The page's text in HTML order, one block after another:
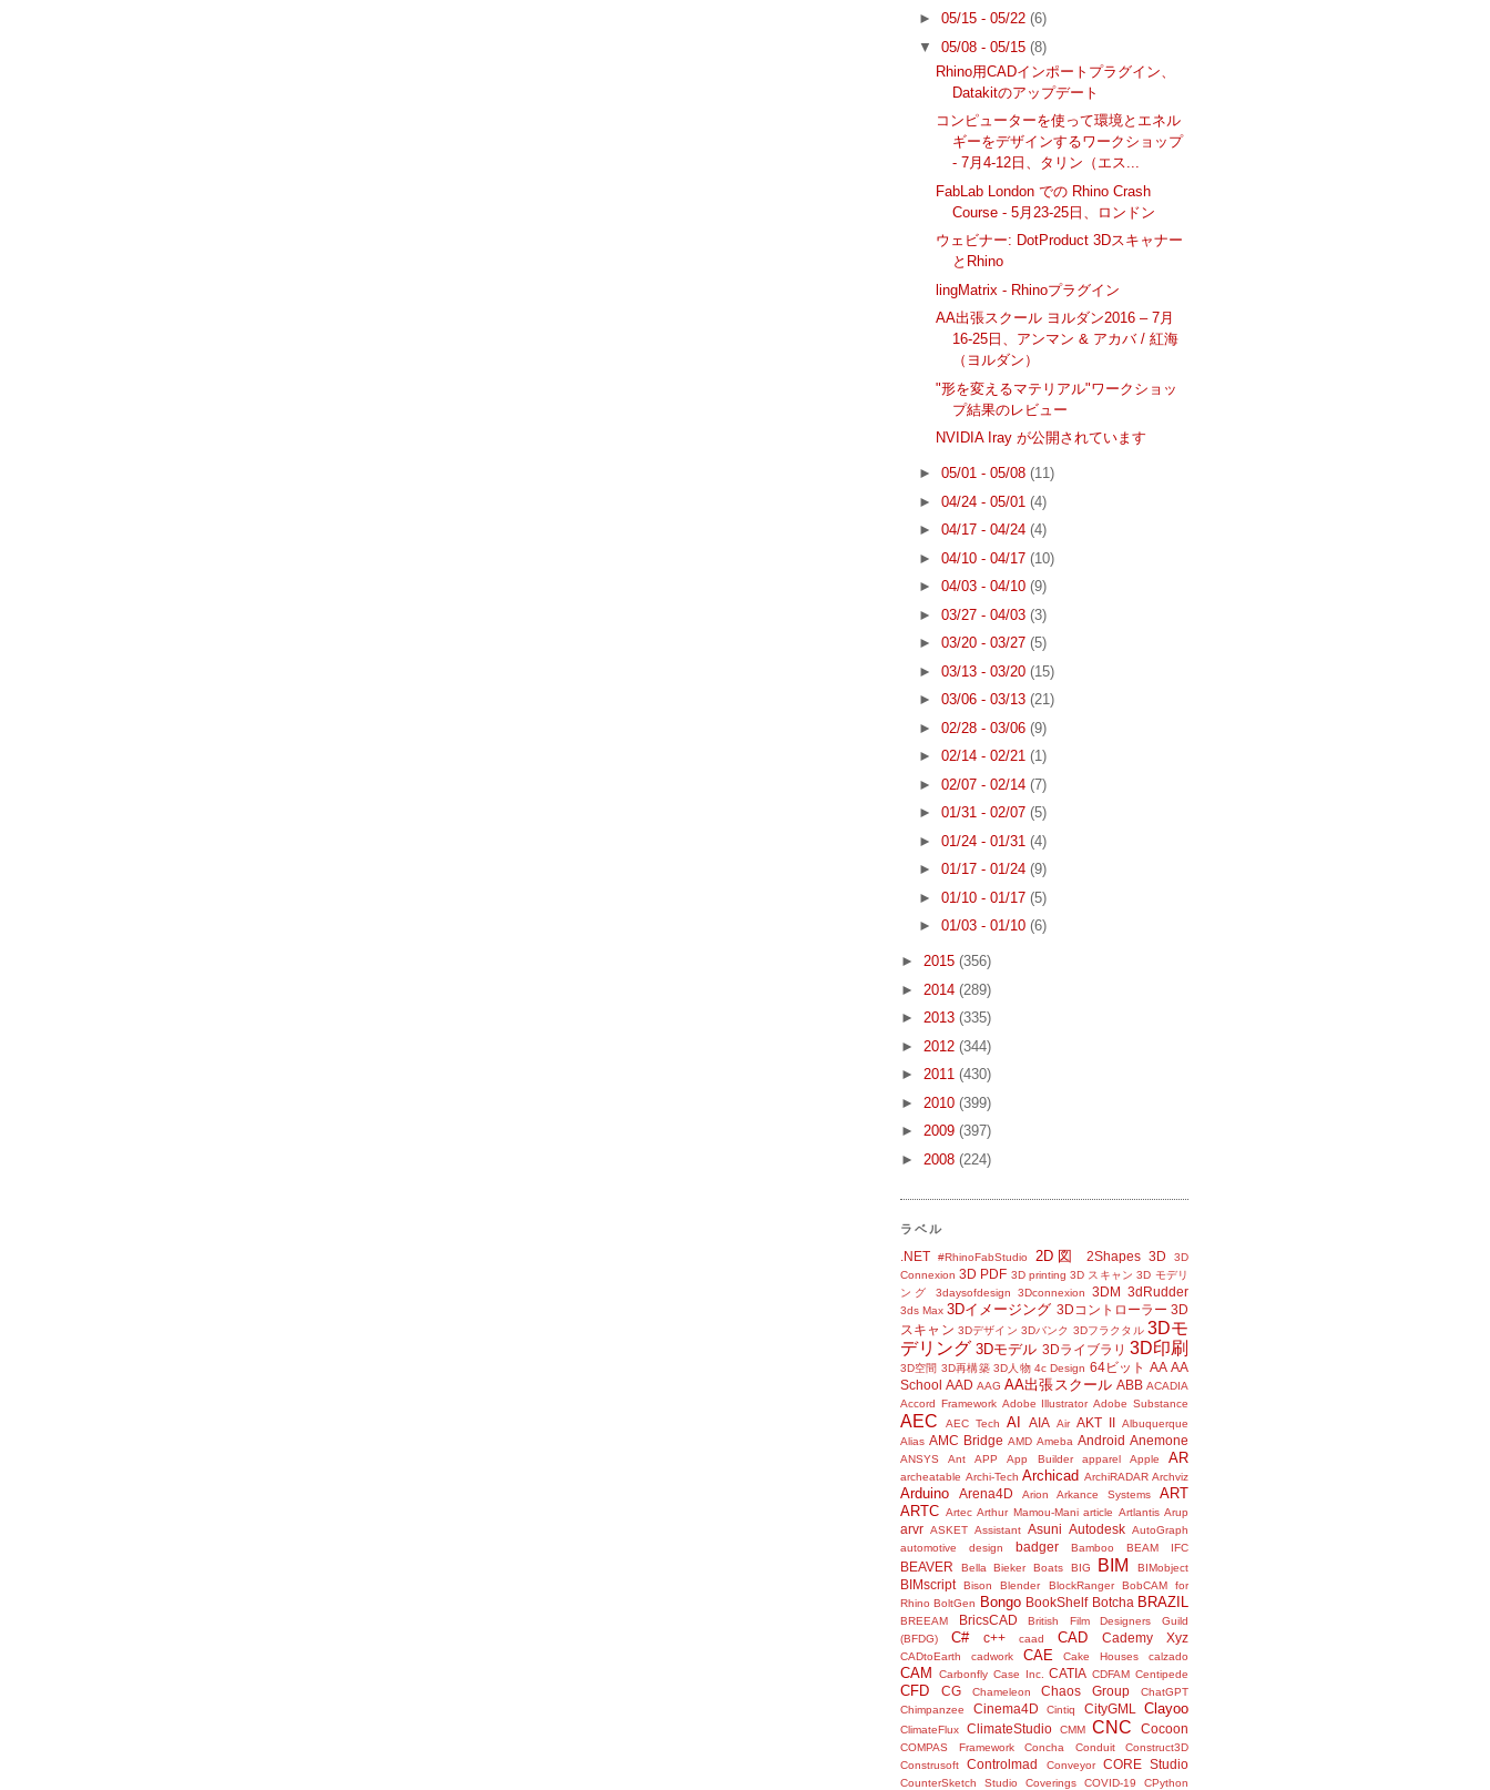
► 05/15 - 05/22 (6)
▼ 05/08 - 05/15 (8)
Rhino用CADインポートプラグイン、
Datakitのアップデート
コンピューターを使って環境とエネル
ギーをデザインするワークショップ
- 7月4-12日、タリン（エス...
FabLab London での Rhino Crash
Course - 5月23-25日、ロンドン
ウェビナー: DotProduct 3Dスキャナー
とRhino
lingMatrix - Rhinoプラグイン
AA出張スクール ヨルダン2016 – 7月
16-25日、アンマン & アカバ / 紅海
（ヨルダン）
"形を変えるマテリアル"ワークショッ
プ結果のレビュー
NVIDIA Iray が公開されています
► 05/01 - 05/08 (11)
► 04/24 - 05/01 (4)
► 04/17 - 04/24 (4)
► 04/10 - 04/17 (10)
► 04/03 - 04/10 (9)
► 03/27 - 04/03 (3)
► 03/20 - 03/27 (5)
► 03/13 - 03/20 (15)
► 03/06 - 03/13 (21)
► 02/28 - 03/06 (9)
► 02/14 - 02/21 (1)
► 02/07 - 02/14 (7)
► 01/31 - 02/07 (5)
► 01/24 - 01/31 (4)
► 01/17 - 01/24 (9)
► 01/10 - 01/17 (5)
► 01/03 - 01/10 (6)
► 2015 (356)
► 2014 (289)
► 2013 (335)
► 2012 (344)
► 2011 (430)
► 2010 (399)
► 2009 (397)
► 2008 (224)
ラベル
.NET #RhinoFabStudio 2D図 2Shapes 3D
3D
Connexion 3D PDF 3D printing 3D スキャン 3D モデリ
ング
3daysofdesign 3Dconnexion 3DM 3dRudder
3ds Max 3Dイメージング 3Dコントローラー 3D
スキャン 3Dデザイン 3Dバンク 3Dフラクタル 3Dモ
デリング 3Dモデル 3Dライブラリ 3D印刷
3D空間 3D再構築 3D人物 4c Design 64ビット AA AA
School AAD AAG AA出張スクール ABB ACADIA
Accord Framework Adobe Illustrator Adobe Substance
AEC AEC Tech AI AIA Air AKT II Albuquerque
Alias AMC Bridge AMD Ameba Android Anemone
ANSYS Ant APP App Builder apparel Apple AR
archeatable Archi-Tech Archicad ArchiRADAR Archviz
Arduino Arena4D Arion Arkance Systems
ART
ARTC Artec Arthur Mamou-Mani article Artlantis Arup
arvr ASKET Assistant Asuni Autodesk AutoGraph
automotive design
badger Bamboo BEAM IFC
BEAVER Bella Bieker Boats BIG BIM BIMobject
BIMscript Bison Blender BlockRanger
BobCAM for
Rhino BoltGen Bongo BookShelf Botcha BRAZIL
BREEAM BricsCAD
British Film Designers Guild
(BFDG)
C# c++ caad CAD Cademy Xyz
CADtoEarth cadwork CAE Cake Houses calzado
CAM Carbonfly Case Inc. CATIA CDFAM Centipede
CFD CG Chameleon Chaos Group
ChatGPT
Chimpanzee
Cinema4D Cintiq CityGML Clayoo
ClimateFlux ClimateStudio CMM CNC Cocoon
COMPAS Framework Concha Conduit
Construct3D
Construsoft
Controlmad Conveyor CORE Studio
CounterSketch Studio Coverings COVID-19 CPython